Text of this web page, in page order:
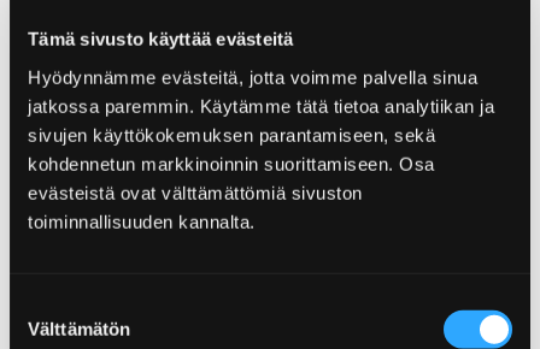
Tämä sivusto käyttää evästeitä
Hyödynnämme evästeitä, jotta voimme palvella sinua
jatkossa paremmin. Käytämme tätä tietoa analytiikan ja
sivujen käyttökokemuksen parantamiseen, sekä
kohdennetun markkinoinnin suorittamiseen. Osa
evästeistä ovat välttämättömiä sivuston
toiminnallisuuden kannalta.
valinta
Välttämätön
Mainospaikat ja
opastetaulut
Porin kaupunki, Porikorttelit ja yksityiset
toimijat vuokraavat yrityksille mainostilaa
erilaisiin tarkoituksiin Porin alueella. Sen, joka